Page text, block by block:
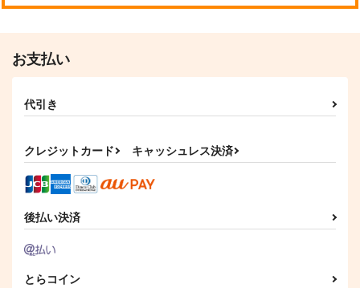
お支払い
代引き
クレジットカード キャッシュレス決済
後払い決済
とらコイン